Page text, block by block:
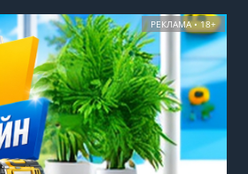
РЕКЛАМА • 18+